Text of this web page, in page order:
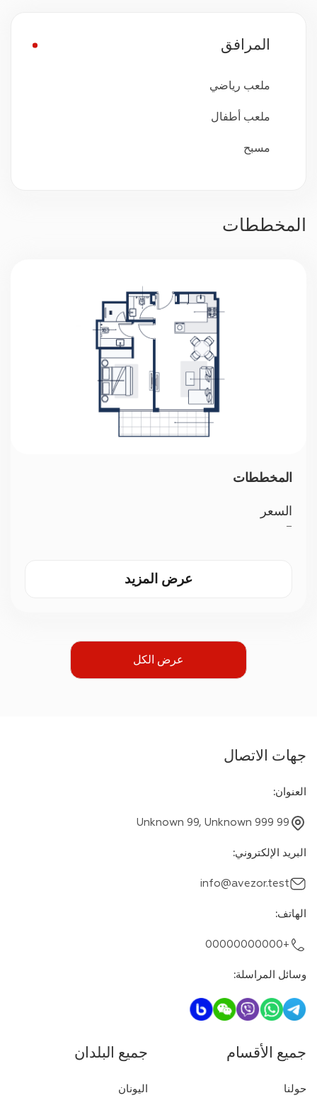
المرافق
ملعب رياضي
ملعب أطفال
مسبح
المخططات
المخططات
السعر
—
عرض المزيد
عرض الكل
جهات الاتصال
العنوان:
Unknown 99, Unknown 999 99
البريد الإلكتروني:
info@avezor.test
الهاتف:
+00000000000
وسائل المراسلة:
جميع الأقسام
حولنا
جميع البلدان
اليونان